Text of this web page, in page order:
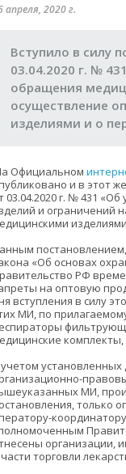
апреля, 2020 г.
Вступило в силу
03.04.2020 г. №
обращения
осуществление
изделиями и о
Официальном
и в этот
03.04.2020 г. № 431
и ограничений
постановлением,
«Об основах
РФ
на оптовую
вступления в силу
МИ, по
МИ,
только
организации,
торговли